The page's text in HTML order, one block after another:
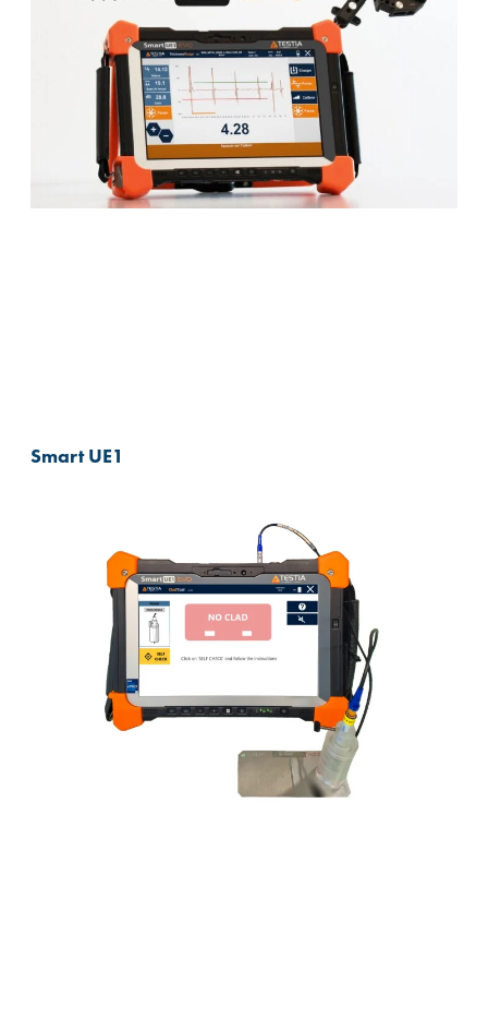
Smart UE1